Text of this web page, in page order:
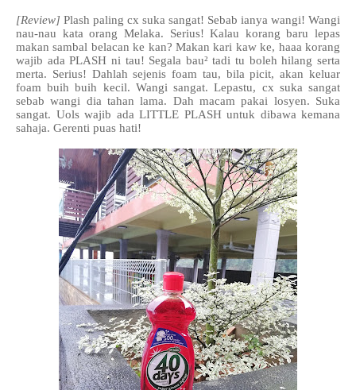
[Review] Plash paling cx suka sangat! Sebab ianya wangi! Wangi
nau-nau kata orang Melaka. Serius! Kalau korang baru lepas
makan sambal belacan ke kan? Makan kari kaw ke, haaa korang
wajib ada PLASH ni tau! Segala bau² tadi tu boleh hilang serta
merta. Serius! Dahlah sejenis foam tau, bila picit, akan keluar
foam buih buih kecil. Wangi sangat. Lepastu, cx suka sangat
sebab wangi dia tahan lama. Dah macam pakai losyen. Suka
sangat. Uols wajib ada LITTLE PLASH untuk dibawa kemana
sahaja. Gerenti puas hati!